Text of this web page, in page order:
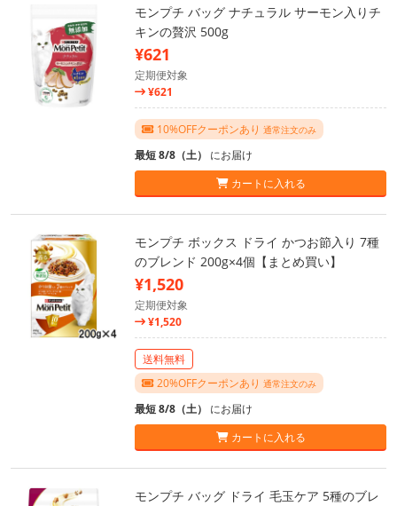
モンプチ バッグ ナチュラル サーモン入りチ
キンの贅沢 500g
¥621
定期便対象
¥621
10%OFFクーポンあり 通常注文のみ
最短 8/8（土） にお届け
カートに入れる
モンプチ ボックス ドライ かつお節入り 7種
のブレンド 200g×4個【まとめ買い】
¥1,520
定期便対象
¥1,520
送料無料
20%OFFクーポンあり 通常注文のみ
最短 8/8（土） にお届け
カートに入れる
モンプチ バッグ ドライ 毛玉ケア 5種のブレ